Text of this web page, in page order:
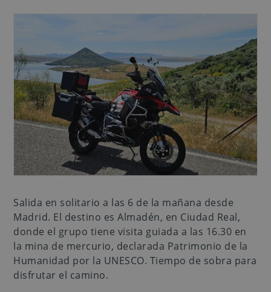
Salida en solitario a las 6 de la mañana desde
Madrid. El destino es Almadén, en Ciudad Real,
donde el grupo tiene visita guiada a las 16.30 en
la mina de mercurio, declarada Patrimonio de la
Humanidad por la UNESCO. Tiempo de sobra para
disfrutar el camino.